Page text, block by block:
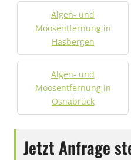
Algen- und
Moosentfernung in
Hasbergen
Algen- und
Moosentfernung in
Osnabrück
Jetzt Anfrage